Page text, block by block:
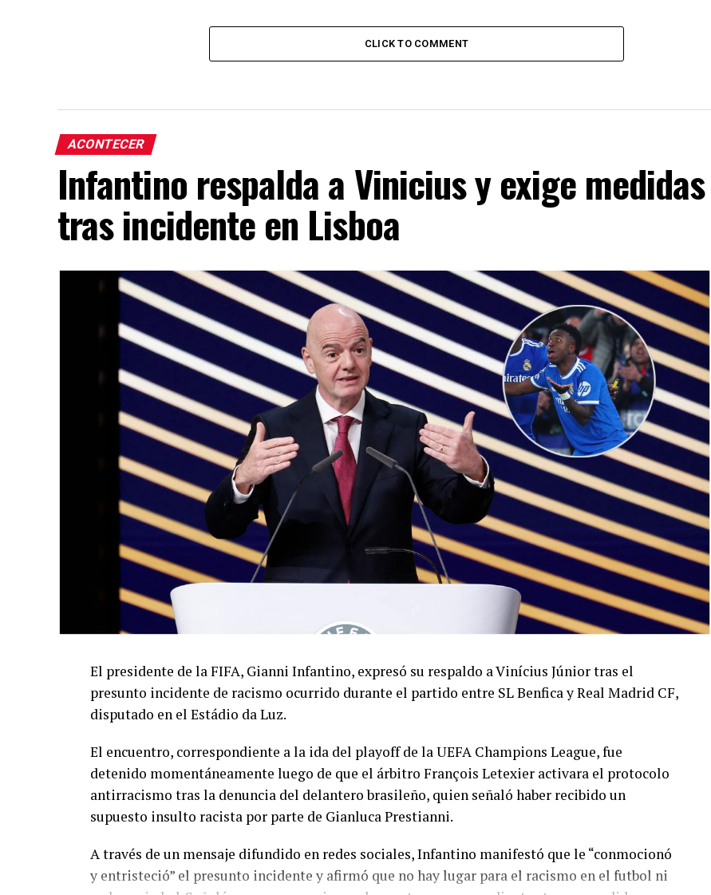
CLICK TO COMMENT
ACONTECER
Infantino respalda a Vinicius y exige medidas
tras incidente en Lisboa
El presidente de la FIFA, Gianni Infantino, expresó su respaldo a Vinícius Júnior tras el
presunto incidente de racismo ocurrido durante el partido entre SL Benfica y Real Madrid CF,
disputado en el Estádio da Luz.
El encuentro, correspondiente a la ida del playoff de la UEFA Champions League, fue
detenido momentáneamente luego de que el árbitro François Letexier activara el protocolo
antirracismo tras la denuncia del delantero brasileño, quien señaló haber recibido un
supuesto insulto racista por parte de Gianluca Prestianni.
A través de un mensaje difundido en redes sociales, Infantino manifestó que le “conmocionó
y entristeció” el presunto incidente y afirmó que no hay lugar para el racismo en el futbol ni